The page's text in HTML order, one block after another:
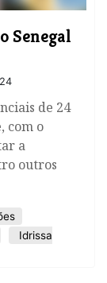
Senegal
de 24
com o
a
outros
Idrissa